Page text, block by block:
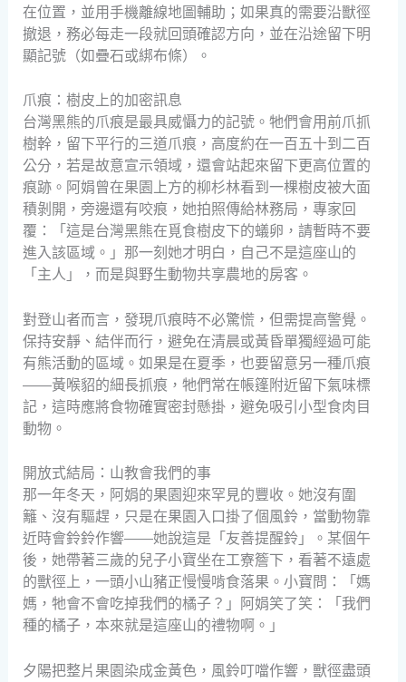
在位置，並用手機離線地圖輔助；如果真的需要沿獸徑
撤退，務必每走一段就回頭確認方向，並在沿途留下明
顯記號（如疊石或綁布條）。
爪痕：樹皮上的加密訊息
台灣黑熊的爪痕是最具威懾力的記號。牠們會用前爪抓
樹幹，留下平行的三道爪痕，高度約在一百五十到二百
公分，若是故意宣示領域，還會站起來留下更高位置的
痕跡。阿娟曾在果園上方的柳杉林看到一棵樹皮被大面
積剝開，旁邊還有咬痕，她拍照傳給林務局，專家回
覆：「這是台灣黑熊在覓食樹皮下的蟻卵，請暫時不要
進入該區域。」那一刻她才明白，自己不是這座山的
「主人」，而是與野生動物共享農地的房客。
對登山者而言，發現爪痕時不必驚慌，但需提高警覺。
保持安靜、結伴而行，避免在清晨或黃昏單獨經過可能
有熊活動的區域。如果是在夏季，也要留意另一種爪痕
——黃喉貂的細長抓痕，牠們常在帳篷附近留下氣味標
記，這時應將食物確實密封懸掛，避免吸引小型食肉目
動物。
開放式結局：山教會我們的事
那一年冬天，阿娟的果園迎來罕見的豐收。她沒有圍
籬、沒有驅趕，只是在果園入口掛了個風鈴，當動物靠
近時會鈴鈴作響——她說這是「友善提醒鈴」。某個午
後，她帶著三歲的兒子小寶坐在工寮簷下，看著不遠處
的獸徑上，一頭小山豬正慢慢啃食落果。小寶問：「媽
媽，牠會不會吃掉我們的橘子？」阿娟笑了笑：「我們
種的橘子，本來就是這座山的禮物啊。」
夕陽把整片果園染成金黃色，風鈴叮噹作響，獸徑盡頭